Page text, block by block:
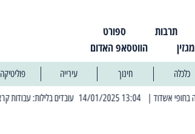
תרבות
ספורט
מגזין הווטסאפ האדום
כלכלה חינוך עירייה פוליטיקה
| 13:04 14/01/2025 עובדים בלילות: עבודות קרצוף וריבוד אספלט